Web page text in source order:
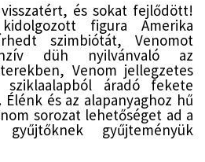
és sokat fejlődött!
figura Amerika
szimbiótát, Venomot
düh nyilvánvaló az
Venom jellegzetes
áradó fekete
és az alapanyaghoz hű
sorozat lehetőséget ad a
gyűjteményük